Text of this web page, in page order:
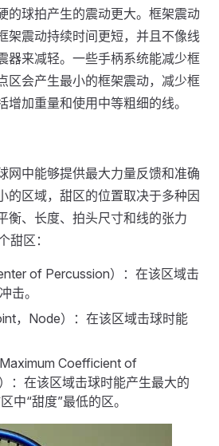
的球拍产生的震动更大。框架震动
架震动持续时间更短，并且不像线
器来减轻。一些手柄系统能减少框
区会产生最小的框架震动，减少框
加重量和使用中等粗细的线。
网中能够提供最大力量反馈和准确
的区域，甜区的位置取决于多种因
衡、长度、拍头尺寸和线的张力
甜区：
of Percussion）：在该区域击
击。
，Node）：在该区域击球时能
Coefficient of
：在该区域击球时能产生最大的
中“甜度”最低的区。